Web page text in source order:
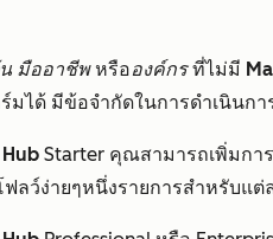
มืออาชีพ หรือองค์กร ที่ไม่มี
ได้ มีข้อจำกัดในการดำเนินกา
Starter คุณสามารถเพิ่มการ
ฟลว์ง่ายๆหนึ่งรายการสำหรับแ